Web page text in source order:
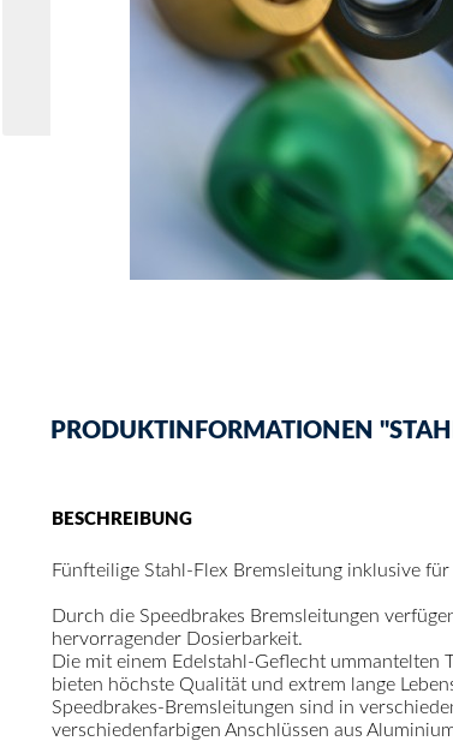
PRODUKTINFORMATIONEN
BESCHREIBUNG
Fünfteilige Stahl-Flex Bremsleitung inklusive
Durch die Speedbrakes Bremsleitungen
hervorragender Dosierbarkeit.
Die mit einem Edelstahl-Geflecht ummantelten
bieten höchste Qualität und extrem lange
Speedbrakes-Bremsleitungen sind in
verschiedenfarbigen Anschlüssen aus